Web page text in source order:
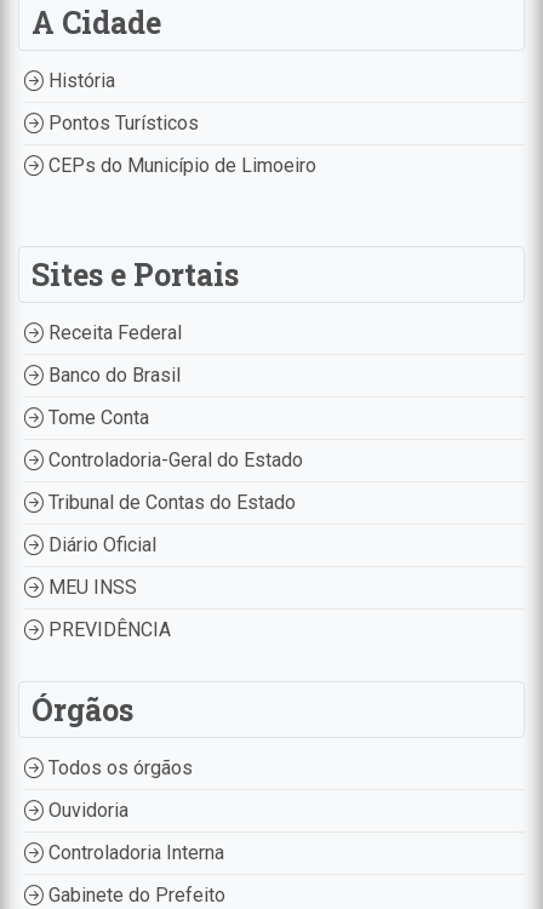
A Cidade
História
Pontos Turísticos
CEPs do Município de Limoeiro
Sites e Portais
Receita Federal
Banco do Brasil
Tome Conta
Controladoria-Geral do Estado
Tribunal de Contas do Estado
Diário Oficial
MEU INSS
PREVIDÊNCIA
Órgãos
Todos os órgãos
Ouvidoria
Controladoria Interna
Gabinete do Prefeito